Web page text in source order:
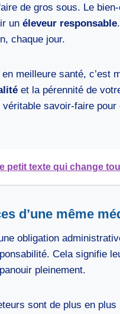
de gros sous. Le
un éleveur responsable
chaque jour.
meilleure santé, c’est
et la pérennité de
savoir-faire
petit texte qui change
d’une même
obligation
Cela signifie
pleinement.
sont de plus en